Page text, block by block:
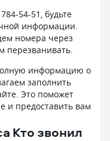
54-51, будьте
информации.
номера через
перезванивать.
информацию о
заполнить
Это поможет
и предоставить вам
Кто звонил